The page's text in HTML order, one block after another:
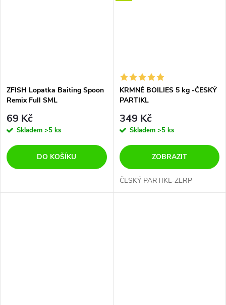
ZFISH Lopatka Baiting Spoon
Remix Full SML
69 Kč
Skladem >5 ks
DO KOŠÍKU
KRMNÉ BOILIES 5 kg -ČESKÝ
PARTIKL
349 Kč
Skladem >5 ks
ZOBRAZIT
ČESKÝ PARTIKL-ZERP